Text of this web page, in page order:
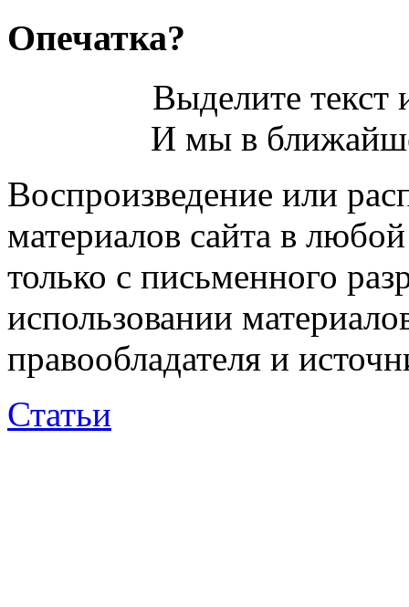
Опечатка?
Выделите
И мы в
Воспроизведение или
материалов сайта в
только с письменного
использовании
правообладателя и
Статьи